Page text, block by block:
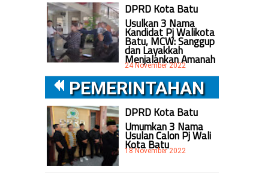
DPRD Kota Batu
Usulkan 3 Nama
Kandidat Pj Walikota
Batu, MCW: Sanggup
dan Layakkah
Menjalankan Amanah
24 November 2022
PEMERINTAHAN
DPRD Kota Batu
Umumkan 3 Nama
Usulan Calon Pj Wali
Kota Batu
18 November 2022